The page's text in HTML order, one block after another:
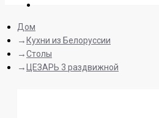
Дом
Кухни из Белоруссии
Столы
ЦЕЗАРЬ 3 раздвижной